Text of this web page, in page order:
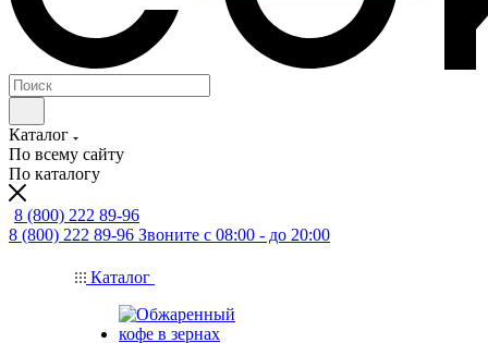
Каталог
По всему сайту
По каталогу
8 (800) 222 89-96
8 (800) 222 89-96 Звоните с 08:00 - до 20:00
Каталог